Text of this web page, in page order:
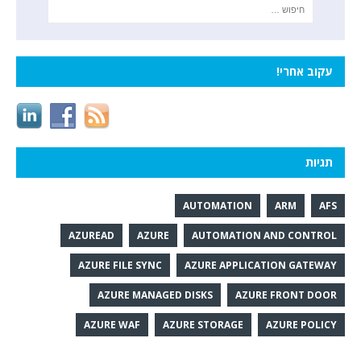
עקוב אחרי!
תגיות
AFS
ARM
AUTOMATION
AUTOMATION AND CONTROL
AZURE
AZUREAD
AZURE APPLICATION GATEWAY
AZURE FILE SYNC
AZURE FRONT DOOR
AZURE MANAGED DISKS
AZURE POLICY
AZURE STORAGE
AZURE WAF